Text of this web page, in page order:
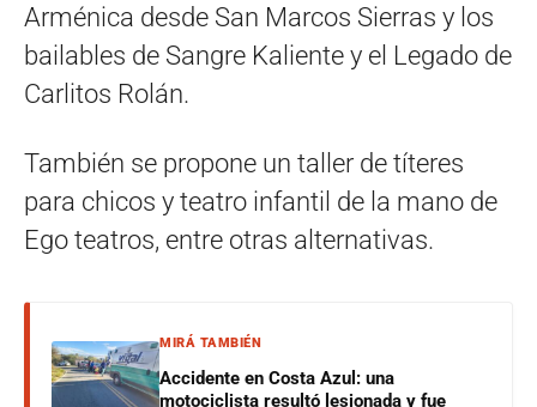
Arménica desde San Marcos Sierras y los
bailables de Sangre Kaliente y el Legado de
Carlitos Rolán.
También se propone un taller de títeres
para chicos y teatro infantil de la mano de
Ego teatros, entre otras alternativas.
MIRÁ TAMBIÉN
Accidente en Costa Azul: una
motociclista resultó lesionada y fue